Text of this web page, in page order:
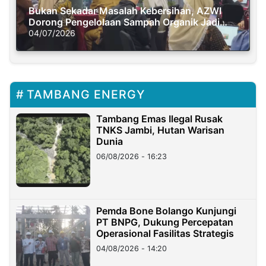
Bukan Sekadar Masalah Kebersihan, AZWI
Dorong Pengelolaan Sampah Organik Jadi
Solusi Krisis Iklim
04/07/2026
TAMBANG ENERGY
Tambang Emas Ilegal Rusak
TNKS Jambi, Hutan Warisan
Dunia
06/08/2026 - 16:23
Pemda Bone Bolango Kunjungi
PT BNPG, Dukung Percepatan
Operasional Fasilitas Strategis
04/08/2026 - 14:20